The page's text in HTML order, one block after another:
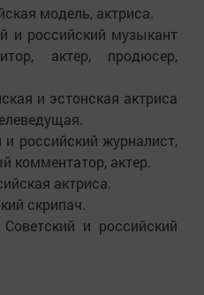
модель, актриса.
и российский музыкант
актер, продюсер,
и эстонская актриса
и российский журналист,
комментатор, актер.
актриса.
скрипач.
и российский